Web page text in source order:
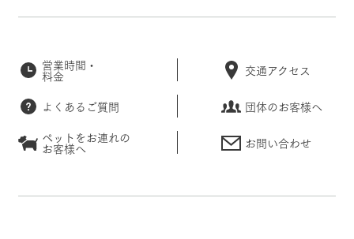
営業時間・
料金 交通アクセス
よくあるご質問
団体のお客様へ
ペットをお連れの
お客様へ お問い合わせ